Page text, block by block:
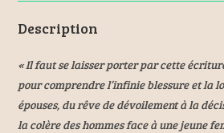
Description
« Il faut se laisser porter par cette
pour comprendre l’infinie blessure et la
épouses, du rêve de dévoilement à la
la colère des hommes face à une jeune